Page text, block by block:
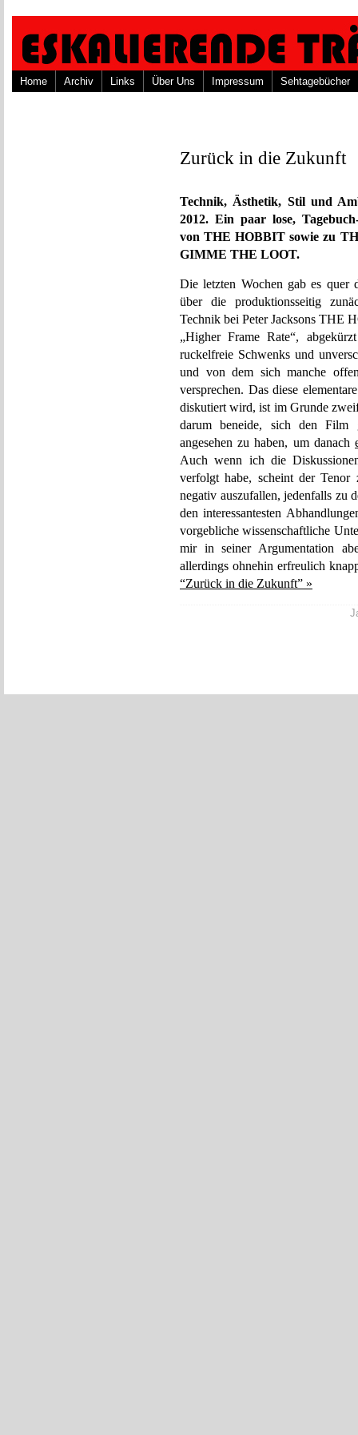
Home Archiv Links Über Uns Impressum Sehtagebücher
Zurück in die Zukunft
Technik, Ästhetik, Stil und
2012. Ein paar lose,
von THE HOBBIT sowie zu
GIMME THE LOOT.
Die letzten Wochen gab es quer
über die produktionsseitig
Technik bei Peter Jacksons THE
„Higher Frame Rate“,
ruckelfreie Schwenks und
und von dem sich manche
versprechen. Das diese
diskutiert wird, ist im Grunde
darum beneide, sich den Film
angesehen zu haben, um danach
Auch wenn ich die
verfolgt habe, scheint der Tenor
negativ auszufallen, jedenfalls
den interessantesten
vorgebliche wissenschaftliche
mir in seiner Argumentation
allerdings ohnehin erfreulich
“Zurück in die Zukunft” »